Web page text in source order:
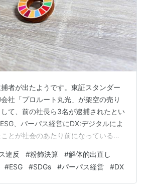
者が出たようです。東証スタンダー
社「プロルート丸光」が架空の売り
して、前の社長ら3名が逮捕されたとい
、パーパス経営にDX:デジタルによ
とが社会のあたり前になっているの
を残し、成長していくはずなのでし
実は乖離しているようです。 コンプ
が最多、コロナ禍の迅速融資の副作
違反 #粉飾決算 #解体的出直し
#ESG #SDGs #パーパス経営 #DX